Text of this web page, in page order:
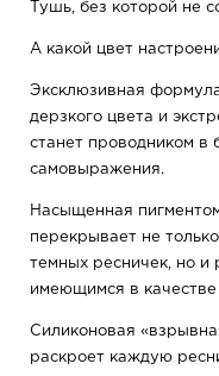
Тушь, без которой не
А какой цвет
Эксклюзивная
дерзкого цвета и
станет проводником в
самовыражения.
Насыщенная
перекрывает не
темных ресничек, но и
имеющимся в
Силиконовая
раскроет каждую